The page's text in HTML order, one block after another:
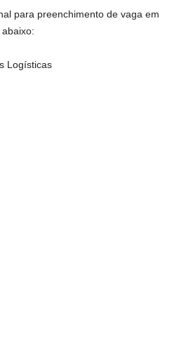
para preenchimento de vaga em
Logísticas